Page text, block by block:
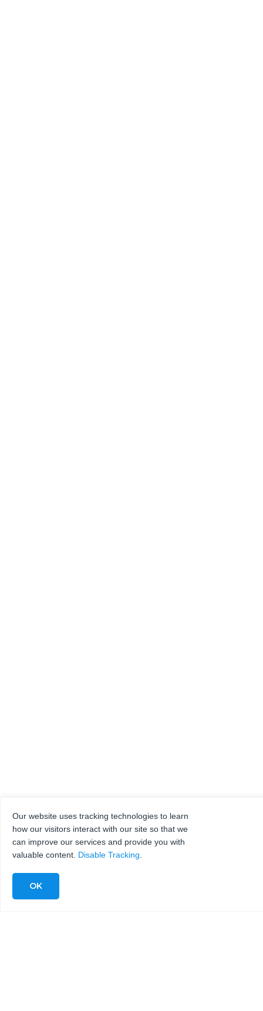
Our website uses tracking technologies to learn
how our visitors interact with our site so that we
can improve our services and provide you with
valuable content. Disable Tracking